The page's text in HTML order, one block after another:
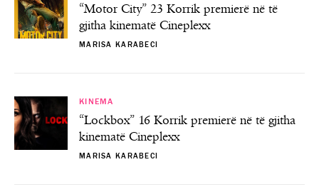
“Motor City” 23 Korrik premierë në të
gjitha kinematë Cineplexx
MARISA KARABECI
KINEMA
“Lockbox” 16 Korrik premierë në të gjitha
kinematë Cineplexx
MARISA KARABECI